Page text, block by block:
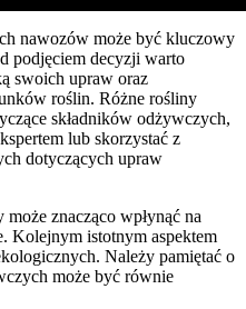
nawozów może być kluczowy
podjęciem decyzji warto
swoich upraw oraz
roślin. Różne rośliny
składników odżywczych,
lub skorzystać z
dotyczących upraw
znacząco wpłynąć na
Kolejnym istotnym aspektem
Należy pamiętać o
może być równie